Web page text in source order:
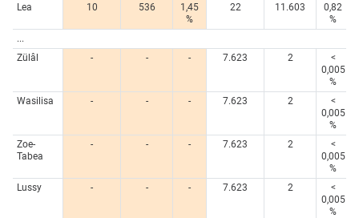
Lea
10 536
1,45
%
22 11.603
0,82
%
...
Zülâl
- - - 7.623 2
<
0,005
%
Wasilisa
- - - 7.623 2
<
0,005
%
Zoe-
Tabea
- - - 7.623 2
<
0,005
%
Lussy
- - - 7.623 2
<
0,005
%